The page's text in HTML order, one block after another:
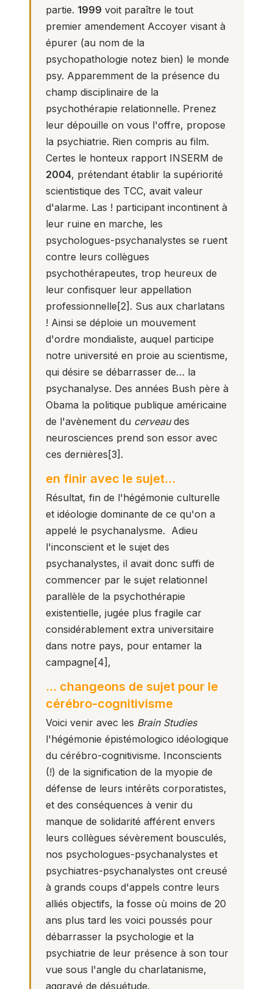
partie. 1999 voit paraître le tout
premier amendement Accoyer visant à
épurer (au nom de la
psychopathologie notez bien) le monde
psy. Apparemment de la présence du
champ disciplinaire de la
psychothérapie relationnelle. Prenez
leur dépouille on vous l'offre, propose
la psychiatrie. Rien compris au film.
Certes le honteux rapport INSERM de
2004, prétendant établir la supériorité
scientistique des TCC, avait valeur
d'alarme. Las ! participant incontinent à
leur ruine en marche, les
psychologues-psychanalystes se ruent
contre leurs collègues
psychothérapeutes, trop heureux de
leur confisquer leur appellation
professionnelle [2] . Sus aux charlatans
! Ainsi se déploie un mouvement
d'ordre mondialiste, auquel participe
notre université en proie au scientisme,
qui désire se débarrasser de… la
psychanalyse. Des années Bush père à
Obama la politique publique américaine
de l'avènement du cerveaudes
neurosciences prend son essor avec
ces dernières [3] .
en finir avec le sujet…
Résultat, fin de l'hégémonie culturelle
et idéologie dominante de ce qu'on a
appelé le psychanalysme. Adieu
l'inconscient et le sujet des
psychanalystes, il avait donc suffi de
commencer par le sujet relationnel
parallèle de la psychothérapie
existentielle, jugée plus fragile car
considérablement extra universitaire
dans notre pays, pour entamer la
campagne [4],
… changeons de sujet pour le
cérébro-cognitivisme
Voici venir avec les Brain Studies
l'hégémonie épistémologico idéologique
du cérébro-cognitivisme. Inconscients
(!) de la signification de la myopie de
défense de leurs intérêts corporatistes,
et des conséquences à venir du
manque de solidarité afférent envers
leurs collègues sévèrement bousculés,
nos psychologues-psychanalystes et
psychiatres-psychanalystes ont creusé
à grands coups d'appels contre leurs
alliés objectifs, la fosse où moins de 20
ans plus tard les voici poussés pour
débarrasser la psychologie et la
psychiatrie de leur présence à son tour
vue sous l'angle du charlatanisme,
aggravé de désuétude.